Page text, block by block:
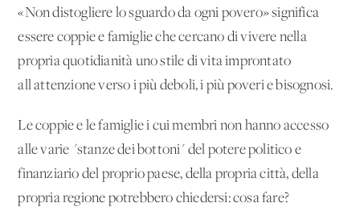
«Non distogliere lo sguardo da ogni povero» significa
essere coppie e famiglie che cercano di vivere nella
propria quotidianità uno stile di vita improntato
all'attenzione verso i più deboli, i più poveri e bisognosi.
Le coppie e le famiglie i cui membri non hanno accesso
alle varie "stanze dei bottoni" del potere politico e
finanziario del proprio paese, della propria città, della
propria regione potrebbero chiedersi: cosa fare?